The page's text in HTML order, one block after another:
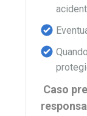
Caso